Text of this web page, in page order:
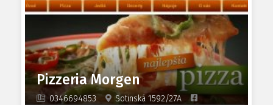
Pizzeria Morgen
0346694853 Sotinská 1592/27A